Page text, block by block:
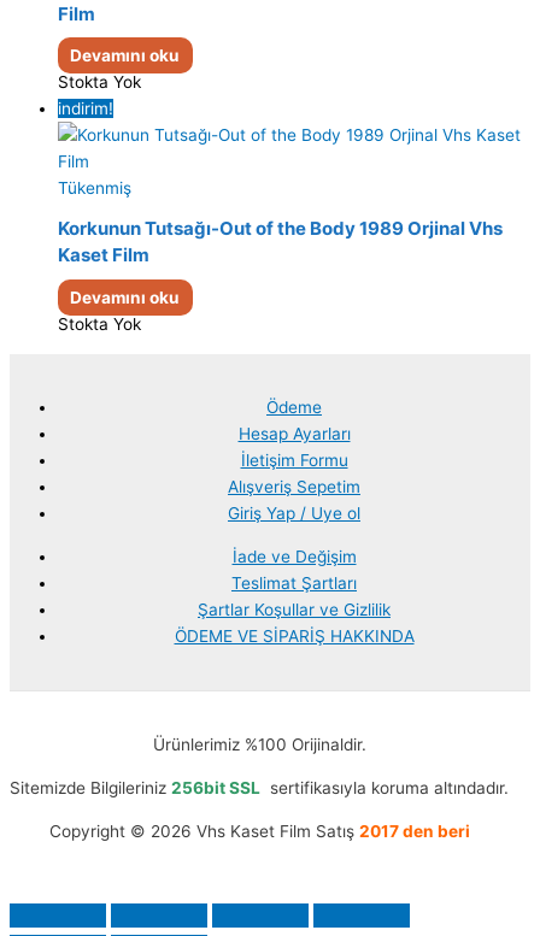
Film
Devamını oku
Stokta Yok
indirim!
Tükenmiş
Korkunun Tutsağı-Out of the Body 1989 Orjinal Vhs
Kaset Film
Devamını oku
Stokta Yok
Ödeme
Hesap Ayarları
İletişim Formu
Alışveriş Sepetim
Giriş Yap / Uye ol
İade ve Değişim
Teslimat Şartları
Şartlar Koşullar ve Gizlilik
ÖDEME VE SİPARİŞ HAKKINDA
Ürünlerimiz %100 Orijinaldir.
Sitemizde Bilgileriniz 256bit SSL sertifikasıyla koruma altındadır.
Copyright © 2026 Vhs Kaset Film Satış 2017 den beri